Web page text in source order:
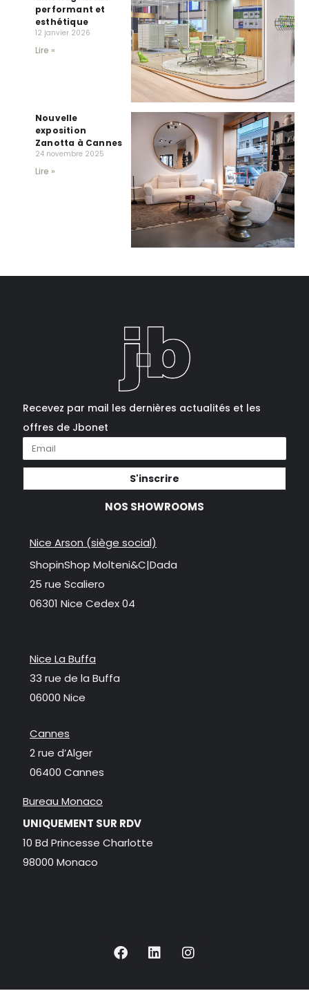
performant et
esthétique
12 janvier 2026
Lire »
Nouvelle
exposition
Zanotta à Cannes
24 novembre 2025
Lire »
Recevez par mail les dernières actualités et les
offres de Jbonet
S'inscrire
NOS SHOWROOMS
Nice Arson (siège social)
ShopinShop Molteni&C|Dada
25 rue Scaliero
06301 Nice Cedex 04
Nice La Buffa
33 rue de la Buffa
06000 Nice
Cannes
2 rue d’Alger
06400 Cannes
Bureau Monaco
UNIQUEMENT SUR RDV
10 Bd Princesse Charlotte
98000 Monaco